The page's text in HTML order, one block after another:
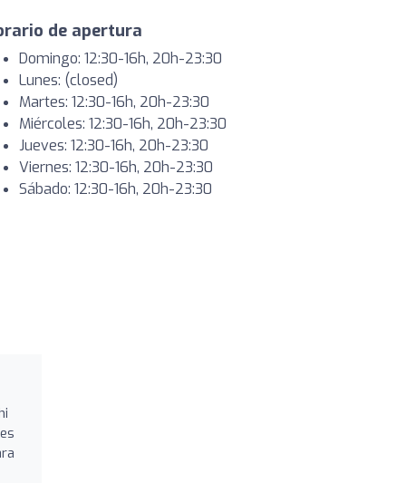
de apertura
Domingo: 12:30-16h, 20h-23:30
Lunes: (closed)
Martes: 12:30-16h, 20h-23:30
Miércoles: 12:30-16h, 20h-23:30
Jueves: 12:30-16h, 20h-23:30
Viernes: 12:30-16h, 20h-23:30
Sábado: 12:30-16h, 20h-23:30